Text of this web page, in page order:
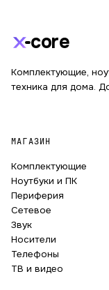
core
Комплектующие,
техника для дома.
МАГАЗИН
Комплектующие
Ноутбуки и ПК
Периферия
Сетевое
Звук
Носители
Телефоны
ТВ и видео